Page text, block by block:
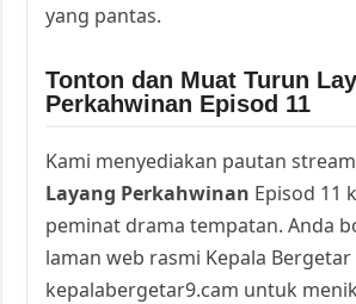
yang pantas.
Tonton dan Muat Turun
Perkahwinan Episod 11
Kami menyediakan pautan
Layang Perkahwinan Episod 11
peminat drama tempatan. Anda
laman web rasmi Kepala Bergetar
kepalabergetar9.cam untuk